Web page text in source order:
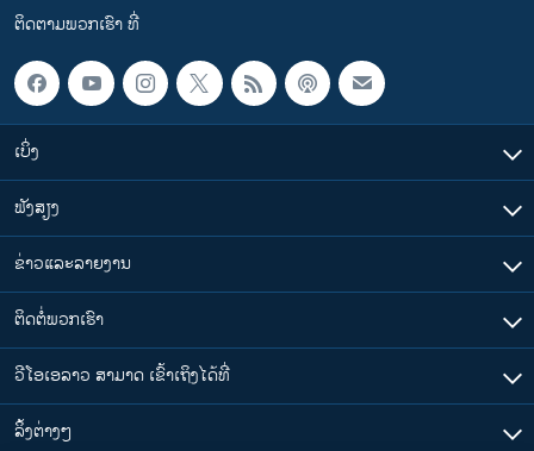
ຕິດຕາມພວກເຮົາ ທີ່
ເບິ່ງ
ຟັງສຽງ
ຂ່າວແລະລາຍງານ
ຕິດຕໍ່ພວກເຮົາ
ວີໂອເອລາວ ສາມາດ ເຂົ້າເຖິງໄດ້ທີ່
​ລິ້ງ​ຕ່າງໆ